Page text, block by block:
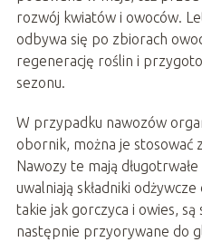
rozwój kwiatów i owoców.
odbywa się po zbiorach
regenerację roślin i
sezonu.
W przypadku nawozów
obornik, można je stosować
Nawozy te mają
uwalniają składniki
takie jak gorczyca i owies,
następnie przyorywane do